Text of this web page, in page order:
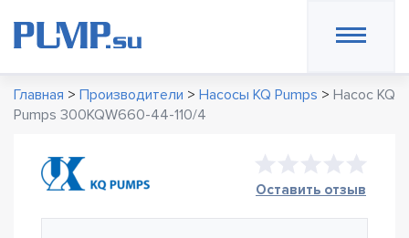
Главная > Производители > Насосы KQ Pumps > Насос KQ
Pumps 300KQW660-44-110/4
Оставить отзыв